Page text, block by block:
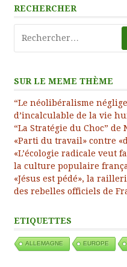
RECHERCHER
SUR LE MEME THÈME
“Le néolibéralisme
d’incalculable de la vie
“La Stratégie du Choc” de
«Parti du travail» contre
«L’écologie radicale veut
la culture populaire
«Jésus est pédé», la
des rebelles officiels de
ETIQUETTES
ALLEMAGNE EUROPE